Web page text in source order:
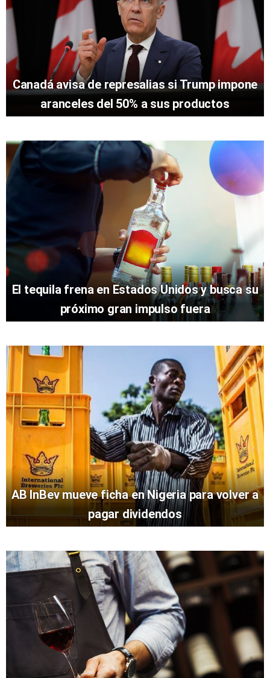
Canadá avisa de represalias si Trump impone
aranceles del 50% a sus productos
El tequila frena en Estados Unidos y busca su
próximo gran impulso fuera
AB InBev mueve ficha en Nigeria para volver a
pagar dividendos